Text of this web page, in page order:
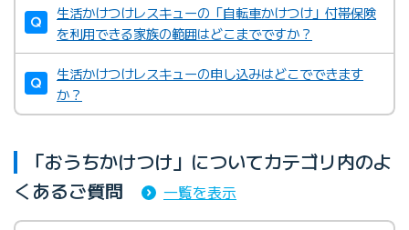
生活かけつけレスキューの「自転車かけつけ」付帯保険
を利用できる家族の範囲はどこまでですか？
生活かけつけレスキューの申し込みはどこでできます
か？
「おうちかけつけ」についてカテゴリ内のよ
くあるご質問
一覧を表示